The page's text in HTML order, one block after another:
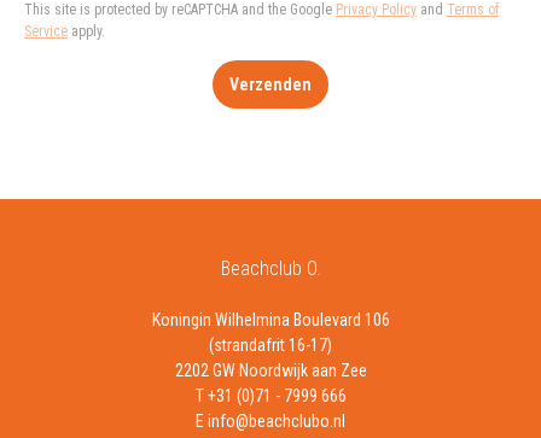
This site is protected by reCAPTCHA and the Google Privacy Policy and Terms of
Service apply.
Verzenden
Beachclub O.
Koningin Wilhelmina Boulevard 106
(strandafrit 16-17)
2202 GW Noordwijk aan Zee
T +31 (0)71 - 7999 666
E info@beachclubo.nl